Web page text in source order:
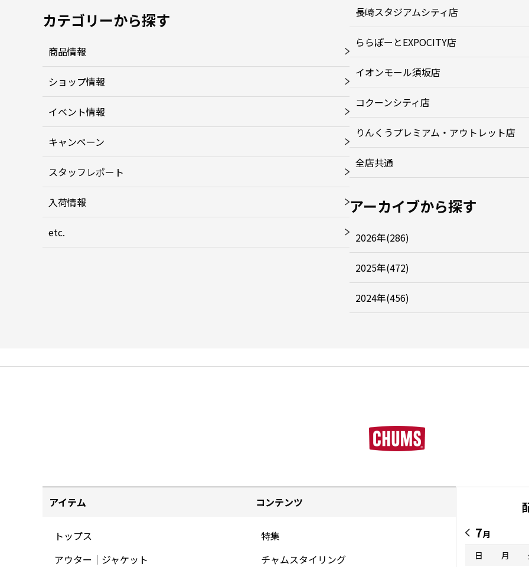
カテゴリーから探す
商品情報
ショップ情報
イベント情報
キャンペーン
スタッフレポート
入荷情報
etc.
長崎スタジアムシティ店
ららぽーとEXPOCITY店
イオンモール須坂店
コクーンシティ店
りんくうプレミアム・アウトレット店
全店共通
アーカイブから探す
2026年(286)
2025年(472)
2024年(456)
アイテム
トップス
アウター｜ジャケット
コンテンツ
特集
チャムスタイリング
7月
日
月